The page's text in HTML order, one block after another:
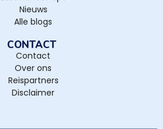
Nieuws
Alle blogs
CONTACT
Contact
Over ons
Reispartners
Disclaimer